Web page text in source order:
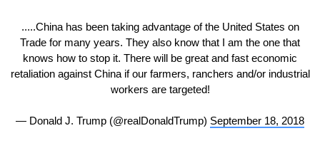
.....China has been taking advantage of the United States on
Trade for many years. They also know that I am the one that
knows how to stop it. There will be great and fast economic
retaliation against China if our farmers, ranchers and/or industrial
workers are targeted!
— Donald J. Trump (@realDonaldTrump) September 18, 2018